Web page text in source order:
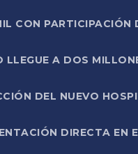
CON PARTICIPACIÓN
A DOS
DEL NUEVO
DIRECTA EN